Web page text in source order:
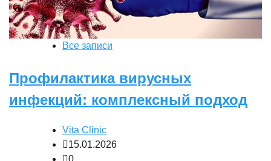
Все записи
Профилактика вирусных
инфекций: комплексный подход
Vita Clinic
15.01.2026
0